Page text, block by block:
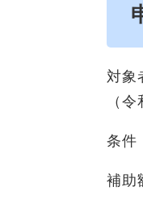
対象
（
条件
補助